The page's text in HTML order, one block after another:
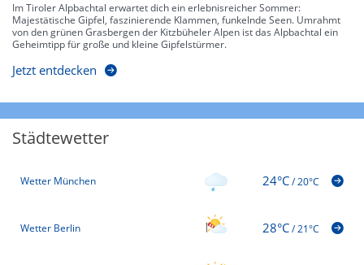
Im Tiroler Alpbachtal erwartet dich ein erlebnisreicher Sommer:
Majestätische Gipfel, faszinierende Klammen, funkelnde Seen. Umrahmt
von den grünen Grasbergen der Kitzbüheler Alpen ist das Alpbachtal ein
Geheimtipp für große und kleine Gipfelstürmer.
Jetzt entdecken
Städtewetter
Wetter München 24°C/20°C
Wetter Berlin 28°C/21°C